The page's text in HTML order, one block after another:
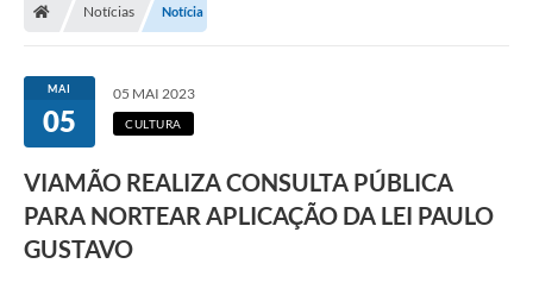
Notícias Notícia
MAI
05
05 MAI 2023
CULTURA
VIAMÃO REALIZA CONSULTA PÚBLICA
PARA NORTEAR APLICAÇÃO DA LEI PAULO
GUSTAVO